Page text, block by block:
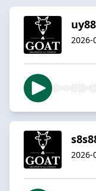
2026-
2026-